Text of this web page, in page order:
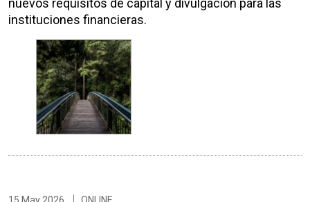
nuevos requisitos de capital y divulgación para las
instituciones financieras.